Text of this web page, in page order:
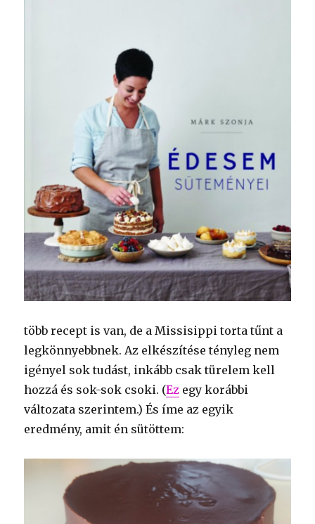
több recept is van, de a Missisippi torta tűnt a
legkönnyebbnek. Az elkészítése tényleg nem
igényel sok tudást, inkább csak türelem kell
hozzá és sok-sok csoki. (Ez egy korábbi
változata szerintem.) És íme az egyik
eredmény, amit én sütöttem: